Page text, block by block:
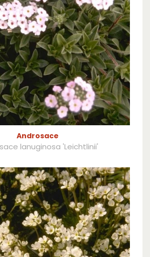
Androsace
lanuginosa 'Leichtlinii'